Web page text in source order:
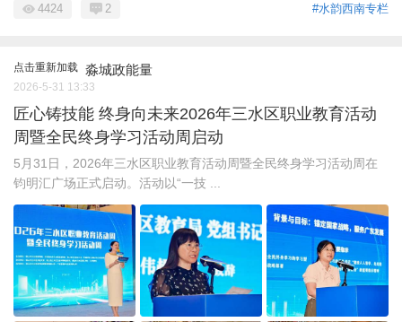
#水韵西南专栏
4424 2
点击重新加载 淼城政能量
2026-5-31 13:33
匠心铸技能 终身向未来2026年三水区职业教育活动
周暨全民终身学习活动周启动
5月31日，2026年三水区职业教育活动周暨全民终身学习活动周在
钧明汇广场正式启动。活动以“一技 ...